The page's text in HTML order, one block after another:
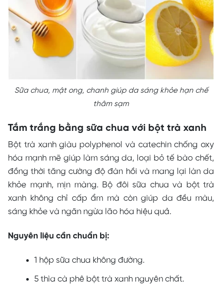
Sữa chua, mật ong, chanh giúp da sáng khỏe hạn chế
thâm sạm
Tắm trắng bằng sữa chua với bột trà xanh
Bột trà xanh giàu polyphenol và catechin chống oxy
hóa mạnh mẽ giúp làm sáng da, loại bỏ tế bào chết,
đồng thời tăng cường độ đàn hồi và mang lại làn da
khỏe mạnh, mịn màng. Bộ đôi sữa chua và bột trà
xanh không chỉ cấp ẩm mà còn giúp da đều màu,
sáng khỏe và ngăn ngừa lão hóa hiệu quả.
Nguyên liệu cần chuẩn bị:
1 hộp sữa chua không đường.
5 thìa cà phê bột trà xanh nguyên chất.